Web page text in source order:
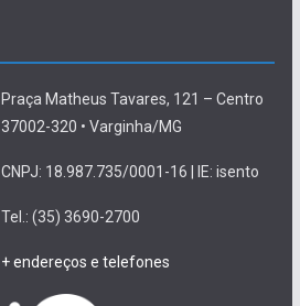
Praça Matheus Tavares, 121 – Centro
37002-320 • Varginha/MG
CNPJ: 18.987.735/0001-16 | IE: isento
Tel.: (35) 3690-2700
+ endereços e telefones